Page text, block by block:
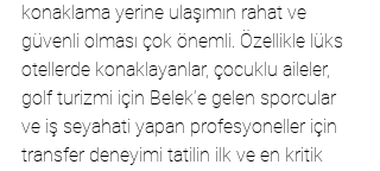
konaklama yerine ulaşımın rahat ve
güvenli olması çok önemli. Özellikle lüks
otellerde konaklayanlar, çocuklu aileler,
golf turizmi için Belek’e gelen sporcular
ve iş seyahati yapan profesyoneller için
transfer deneyimi tatilin ilk ve en kritik